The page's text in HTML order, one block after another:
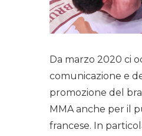
Da marzo 2020 ci
comunicazione e
promozione del
MMA anche per il
francese. In